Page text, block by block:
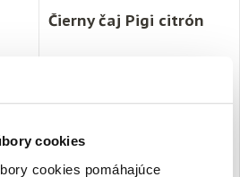
cookies
cookies pomáhajúce
Čierny čaj Pigi citrón
Dnes už legendárnyPigi čajbol
1,15€
na sklade